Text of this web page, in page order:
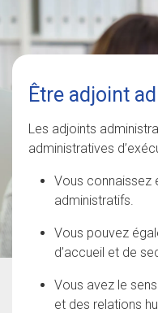
Être adjoint
Les adjoints
administratives
Vous connaissez
administratifs.
Vous pouvez
d’accueil et de
Vous avez le
et des relations